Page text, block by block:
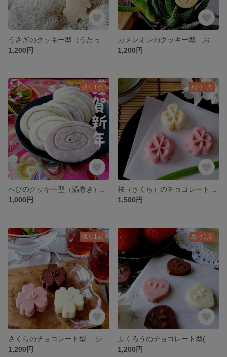
1,200円
1,200円
残り1点
1,000円
残り1点
1,500円
残り1点
1,200円
残り1点
1,200円